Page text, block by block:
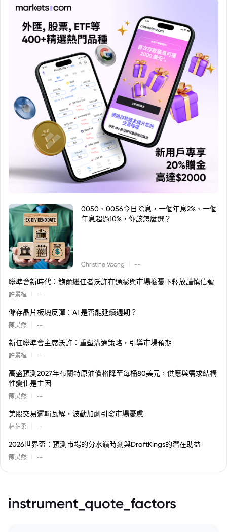
0050、0056今日除息，一個年息2%、一個
年息超過10%，你該怎麼選？
Christine Voong --
聯準會新時代：鮑爾繼任者沃許在通膨與市場擔憂下釋放謹慎信號
許景桓 --
儲存晶片板塊反彈：AI 是否能延續週期？
陳昊然 --
新任聯準會主席沃許：重塑溝通策略，引導市場預期
許景桓 --
高盛預測2027年布蘭特原油價格降至每桶80美元，供應與需求結構
性變化是主因
陳昊然 --
美股交易邏輯瓦解，波動加劇引發市場憂慮
林芷柔 --
2026世界盃：預測市場的分水嶺時刻與DraftKings的潛在助益
陳昊然 --
instrument_quote_factors